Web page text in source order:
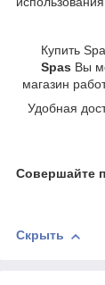
Купить
Spas Вы
магазин
Удобная
Совершайте
Скрыть